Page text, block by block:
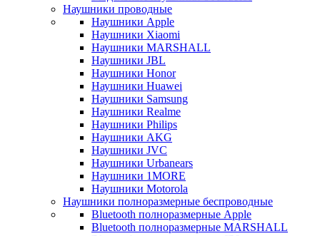
Наушники проводные
Наушники Apple
Наушники Xiaomi
Наушники MARSHALL
Наушники JBL
Наушники Honor
Наушники Huawei
Наушники Samsung
Наушники Realme
Наушники Philips
Наушники AKG
Наушники JVC
Наушники Urbanears
Наушники 1MORE
Наушники Motorola
Наушники полноразмерные беспроводные
Bluetooth полноразмерные Apple
Bluetooth полноразмерные MARSHALL